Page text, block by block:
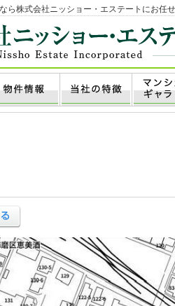
ら株式会社ニッショー・エステートにお任